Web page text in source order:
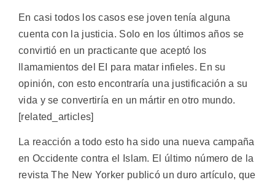
En casi todos los casos ese joven tenía alguna
cuenta con la justicia. Solo en los últimos años se
convirtió en un practicante que aceptó los
llamamientos del EI para matar infieles. En su
opinión, con esto encontraría una justificación a su
vida y se convertiría en un mártir en otro mundo.
[related_articles]
La reacción a todo esto ha sido una nueva campaña
en Occidente contra el Islam. El último número de la
revista The New Yorker publicó un duro artículo, que